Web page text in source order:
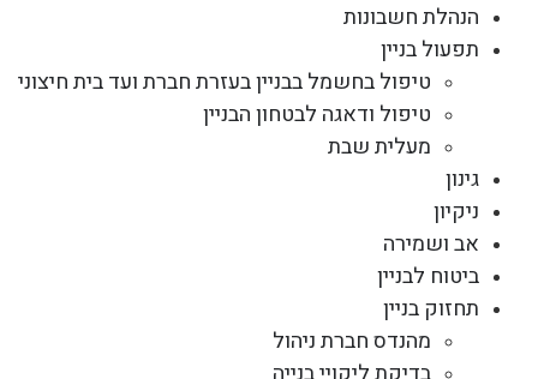
הנהלת חשבונות
תפעול בניין
טיפול בחשמל בבניין בעזרת חברת ועד בית חיצוני
טיפול ודאגה לבטחון הבניין
מעלית שבת
גינון
ניקיון
אב ושמירה
ביטוח לבניין
תחזוק בניין
מהנדס חברת ניהול